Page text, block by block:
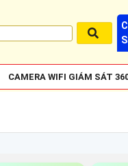
CAMERA WIFI GIÁM SÁT